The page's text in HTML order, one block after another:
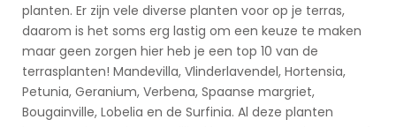
planten. Er zijn vele diverse planten voor op je terras,
daarom is het soms erg lastig om een keuze te maken
maar geen zorgen hier heb je een top 10 van de
terrasplanten! Mandevilla, Vlinderlavendel, Hortensia,
Petunia, Geranium, Verbena, Spaanse margriet,
Bougainville, Lobelia en de Surfinia. Al deze planten